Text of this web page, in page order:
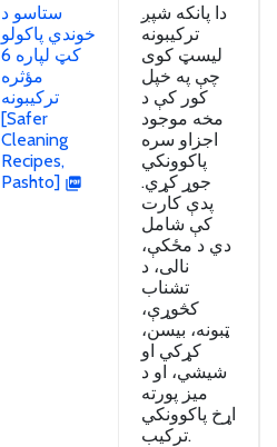
ستاسو د
خوندي پاکولو
کټ لپاره 6
مؤثره
ترکیبونه
[Safer
Cleaning
Recipes,
Pashto]
دا پانکه شپږ
ترکیبونه
لیسټ کوی
چې په خپل
کور کې د
مخه موجود
اجزاو سره
پاکوونکي
جوړ کړي.
پدې کارت
کې شامل
دي د مځکې،
نالی، د
تشناب
کڅوړې،
ټبونه، بیسن،
کړکي او
شیشي، او د
میز پورته
اړخ پاکوونکي
ترکیب.